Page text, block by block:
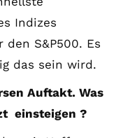
Indizes
S&P500. Es
das sein wird.
Auftakt. Was
einsteigen ?